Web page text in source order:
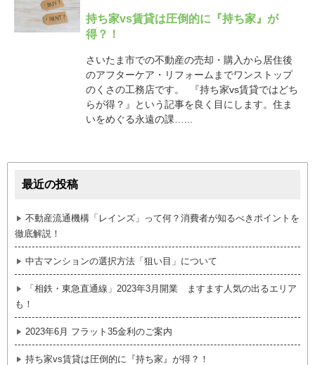
持ち家vs賃貸は圧倒的に『持ち家』が
得？！
さいたま市での不動産の売却・購入から居住後
のアフターケア・リフォームまでワンストップ
のくさの工務店です。 『持ち家vs賃貸ではどち
らが得？』という記事を良く目にします。住ま
いをめぐる永遠の課…...
最近の投稿
不動産流通機構「レインズ」って何？消費者が知るべきポイントを
徹底解説！
中古マンションの選択方法「狙い目」について
「相鉄・東急直通線」2023年3月開業 ますます人気の出るエリア
も！
2023年6月 フラット35金利のご案内
持ち家vs賃貸は圧倒的に『持ち家』が得？！